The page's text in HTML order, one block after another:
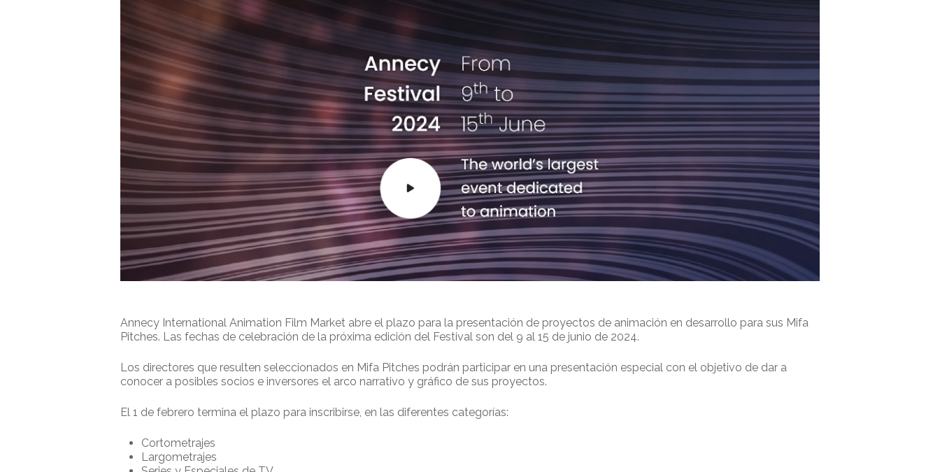
Presione enter para buscar o ESC para cerrar
Annecy International Animation Film Market abre el plazo para la presentación de proyectos de animación en desarrollo para sus Mifa
Pitches. Las fechas de celebración de la próxima edición del Festival son del 9 al 15 de junio de 2024.
Los directores que resulten seleccionados en Mifa Pitches podrán participar en una presentación especial con el objetivo de dar a
conocer a posibles socios e inversores el arco narrativo y gráfico de sus proyectos.
El 1 de febrero termina el plazo para inscribirse, en las diferentes categorías:
Cortometrajes
Largometrajes